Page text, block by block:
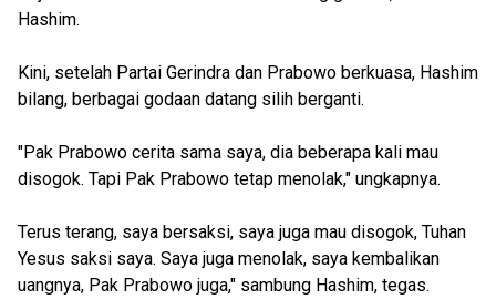
Hashim.
Kini, setelah Partai Gerindra dan Prabowo berkuasa, Hashim
bilang, berbagai godaan datang silih berganti.
"Pak Prabowo cerita sama saya, dia beberapa kali mau
disogok. Tapi Pak Prabowo tetap menolak," ungkapnya.
Terus terang, saya bersaksi, saya juga mau disogok, Tuhan
Yesus saksi saya. Saya juga menolak, saya kembalikan
uangnya, Pak Prabowo juga," sambung Hashim, tegas.